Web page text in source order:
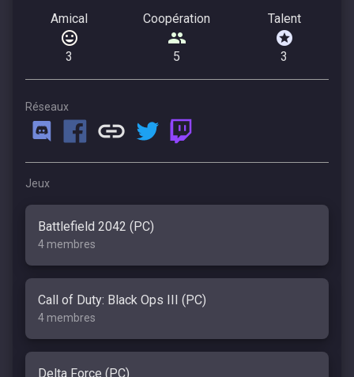
Amical
3
Coopération
5
Talent
3
Réseaux
Jeux
Battlefield 2042 (PC)
4 membres
Call of Duty: Black Ops III (PC)
4 membres
Delta Force (PC)